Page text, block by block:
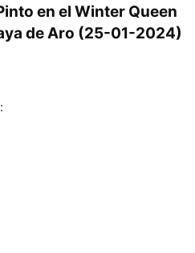
en el Winter Queen
de Aro (25-01-2024)